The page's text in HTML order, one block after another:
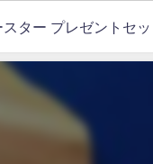
ター プレゼントセッ